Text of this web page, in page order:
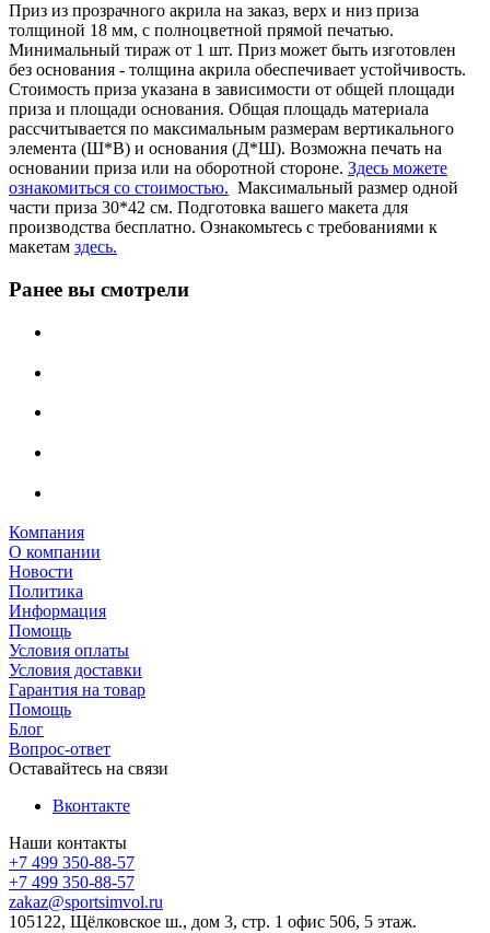
Приз из прозрачного акрила на заказ, верх и низ приза
толщиной 18 мм, с полноцветной прямой печатью.
Минимальный тираж от 1 шт. Приз может быть изготовлен
без основания - толщина акрила обеспечивает устойчивость.
Стоимость приза указана в зависимости от общей площади
приза и площади основания. Общая площадь материала
рассчитывается по максимальным размерам вертикального
элемента (Ш*В) и основания (Д*Ш). Возможна печать на
основании приза или на оборотной стороне. Здесь можете
ознакомиться со стоимостью. Максимальный размер одной
части приза 30*42 см. Подготовка вашего макета для
производства бесплатно. Ознакомьтесь с требованиями к
макетам здесь.
Ранее вы смотрели
Компания
О компании
Новости
Политика
Информация
Помощь
Условия оплаты
Условия доставки
Гарантия на товар
Помощь
Блог
Вопрос-ответ
Оставайтесь на связи
Вконтакте
Наши контакты
+7 499 350-88-57
+7 499 350-88-57
zakaz@sportsimvol.ru
105122, Щёлковское ш., дом 3, стр. 1 офис 506, 5 этаж.